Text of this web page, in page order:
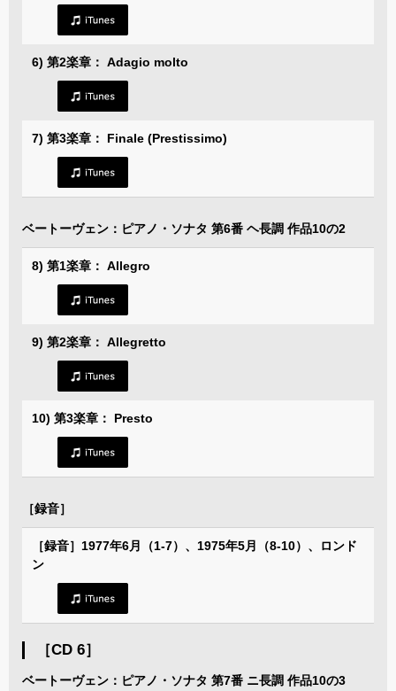
6) 第2楽章： Adagio molto
7) 第3楽章： Finale (Prestissimo)
ベートーヴェン：ピアノ・ソナタ 第6番 ヘ長調 作品10の2
8) 第1楽章： Allegro
9) 第2楽章： Allegretto
10) 第3楽章： Presto
［録音］
［録音］1977年6月（1-7）、1975年5月（8-10）、ロンド
ン
［CD 6］
ベートーヴェン：ピアノ・ソナタ 第7番 ニ長調 作品10の3